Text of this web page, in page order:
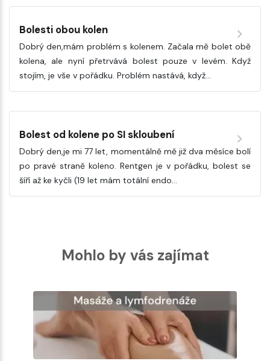
Bolesti obou kolen
Dobrý den,mám problém s kolenem. Začala mě bolet obě
kolena, ale nyní přetrvává bolest pouze v levém. Když
stojím, je vše v pořádku. Problém nastává, když…
Bolest od kolene po SI skloubení
Dobrý den,je mi 77 let, momentálně mě již dva měsíce bolí
po pravé straně koleno. Rentgen je v pořádku, bolest se
šíří až ke kyčli (19 let mám totální endo…
Mohlo by vás zajímat